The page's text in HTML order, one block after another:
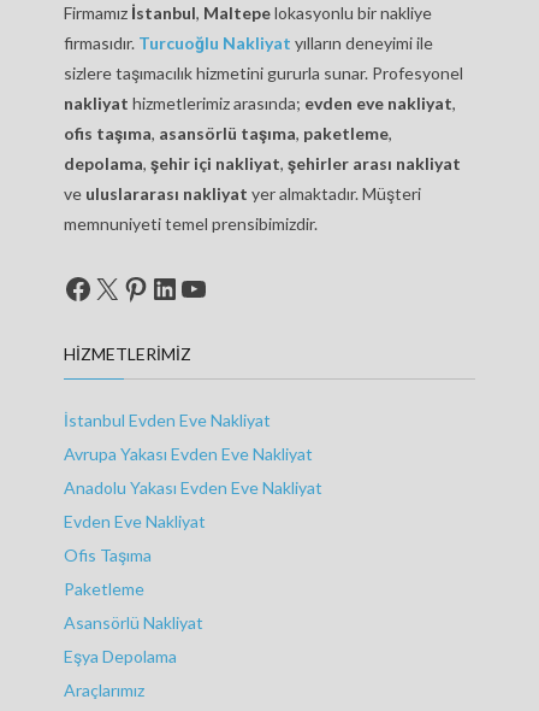
Firmamız İstanbul, Maltepelokasyonlu bir nakliye
firmasıdır. Turcuoğlu Nakliyat yılların deneyimi ile
sizlere taşımacılık hizmetini gururla sunar. Profesyonel
nakliyat hizmetlerimiz arasında; evden eve nakliyat,
ofis taşıma, asansörlü taşıma, paketleme,
depolama,şehir içi nakliyat,şehirler arası nakliyat
ve uluslararası nakliyat yer almaktadır. Müşteri
memnuniyeti temel prensibimizdir.
Facebook
X Pinterest
LinkedIn
YouTube
HIZMETLERIMIZ
İstanbul Evden Eve Nakliyat
Avrupa Yakası Evden Eve Nakliyat
Anadolu Yakası Evden Eve Nakliyat
Evden Eve Nakliyat
Ofis Taşıma
Paketleme
Asansörlü Nakliyat
Eşya Depolama
Araçlarımız